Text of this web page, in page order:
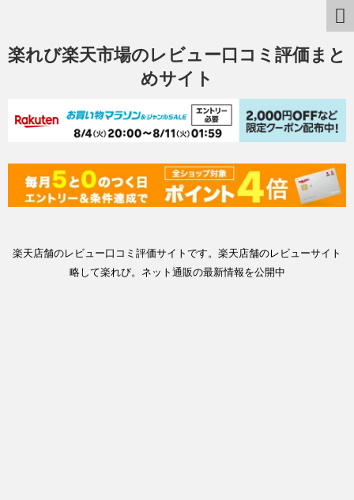
楽れび楽天市場のレビュー口コミ評価まと
めサイト
楽天店舗のレビュー口コミ評価サイトです。楽天店舗のレビューサイト
略して楽れび。ネット通販の最新情報を公開中